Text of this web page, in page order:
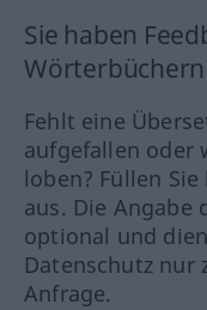
Sie haben
Fehlt eine
aufgefallen oder
loben? Füllen
aus. Die Angabe
optional und
Datenschutz nur
Anfrage.